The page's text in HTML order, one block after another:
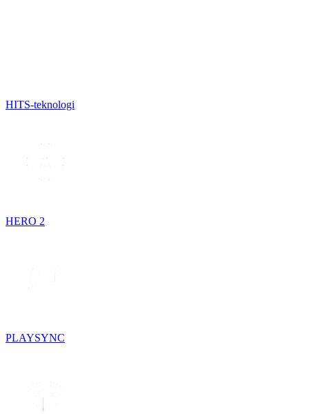
HITS-teknologi
HERO 2
PLAYSYNC